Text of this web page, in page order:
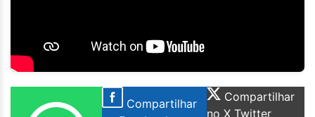
Compartilhar
Compartilhar
no X Twitter